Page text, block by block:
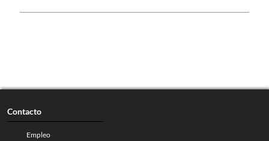
Contacto
Empleo